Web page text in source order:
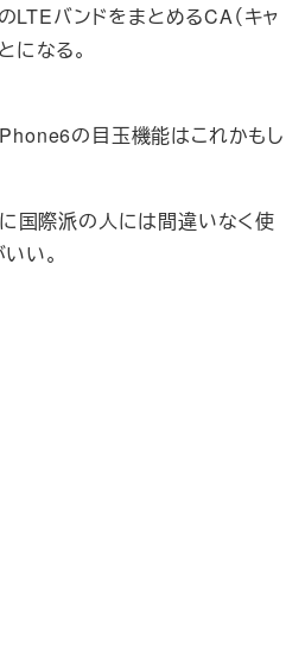
バンドをまとめるCA（キャ
になる。
の目玉機能はこれかもし
国際派の人には間違いなく使
い。